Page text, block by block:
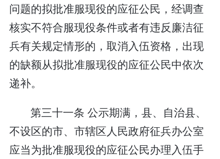
问题的拟批准服现役的应征公民，经调查
核实不符合服现役条件或者有违反廉洁征
兵有关规定情形的，取消入伍资格，出现
的缺额从拟批准服现役的应征公民中依次
递补。
第三十一条 公示期满，县、自治县、
不设区的市、市辖区人民政府征兵办公室
应当为批准服现役的应征公民办理入伍手